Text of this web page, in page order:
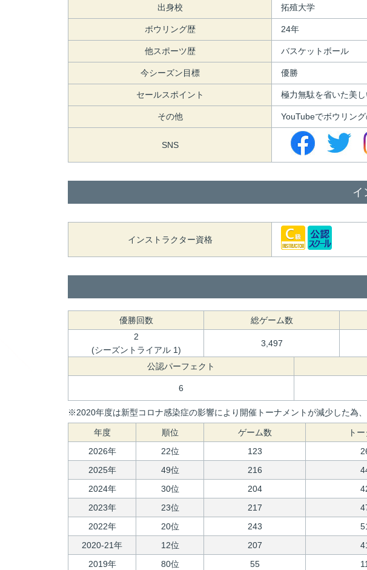
出身校 拓殖大学
ボウリング歴 24年
他スポーツ歴 バスケットボール
今シーズン目標 優勝
セールスポイント 極力無駄を省いた美
その他 YouTubeでボウリン
SNS
イ
インストラクター資格
優勝回数 総ゲーム数
2
(シーズントライアル 1)
3,497
公認パーフェクト
6
※2020年度は新型コロナ感染症の影響により開催トーナメントが減少した為
年度 順位 ゲーム数 ト
2026年
22位 123
2025年
49位 216
2024年
30位 204
2023年
23位 217
2022年
20位 243
2020-21年
12位 207
2019年
80位 55